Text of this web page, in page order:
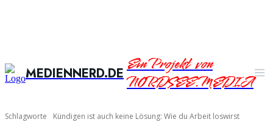
MEDIENNERD.DEEin Projekt von
NORDSEE.MEDIA
Schlagworte Kündigen ist auch keine Lösung: Wie du Arbeit loswirst